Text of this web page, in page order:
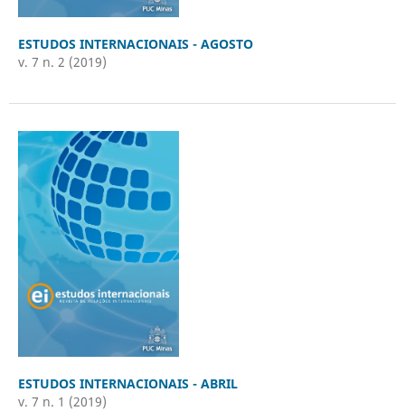
ESTUDOS INTERNACIONAIS - AGOSTO
v. 7 n. 2 (2019)
ESTUDOS INTERNACIONAIS - ABRIL
v. 7 n. 1 (2019)